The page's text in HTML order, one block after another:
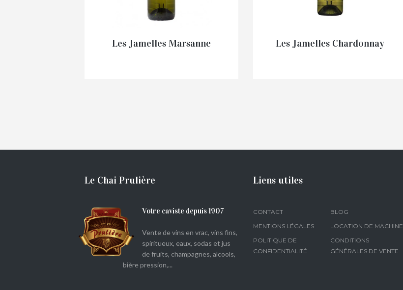
Les Jamelles Marsanne Les Jamelles Chardonnay
Le Chai Prulière
Votre caviste depuis 1907
Vente de vins en vrac, vins fins,
spiritueux, eaux, sodas et jus
de fruits, champagnes, alcools,
bière pression,...
Liens utiles
CONTACT
BLOG
MENTIONS LÉGALES
LOCATION DE MACHINE
POLITIQUE DE
CONFIDENTIALITÉ
CONDITIONS
GÉNÉRALES DE VENTE